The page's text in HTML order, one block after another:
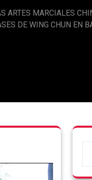
ARTES MARCIALES
DE WING CHUN EN